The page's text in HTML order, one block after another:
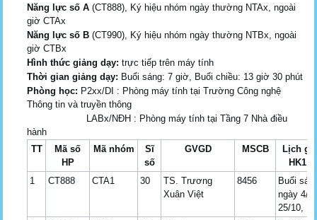
Năng lực số A (CT888), Ký hiệu nhóm ngày thường NTAx, ngoài
giờ CTAx
Năng lực số B (CT990), Ký hiệu nhóm ngày thường NTBx, ngoài
giờ CTBx
Hình thức giảng dạy: trực tiếp trên máy tính
Thời gian giảng dạy: Buổi sáng: 7 giờ, Buổi chiều: 13 giờ 30 phút
Phòng học: P2xx/DI : Phòng máy tính tại Trường Công nghệ
Thông tin và truyền thông
LABx/NĐH : Phòng máy tính tại Tầng 7 Nhà điều
hành
TT
Mã số
HP
Mã nhóm
Sĩ
số
GVGD MSCB
Lịch
HK1
1
CT888 CTA1 30
TS. Trương
Xuân Việt
8456
Buổi
ngày 4/
25/10, 1/